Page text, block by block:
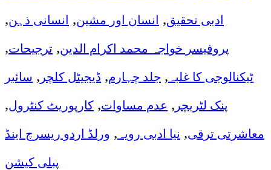
ادبی تحقیق, انسان اور مشین, انسانی ذہن,
پروفیسر خواجہ محمد اکرام الدین, ترجیحات,
ٹیکنالوجی کا غلبہ , جلد چہارم, ڈیجیٹل کلچر , سائبر
پنک لٹریچر , عدم مساوات, کارپوریٹ کنٹرول,
معاشرتی ترقی, نیا ادبی رویہ , ورلڈ اردو ریسرچ اینڈ
پبلی کیشن